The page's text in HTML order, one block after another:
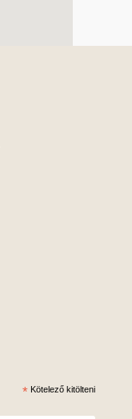
* Kötelező kitölteni